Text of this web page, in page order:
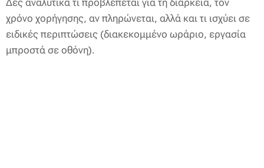
Δες αναλυτικά τι προβλέπεται για τη διάρκεια, τον
χρόνο χορήγησης, αν πληρώνεται, αλλά και τι ισχύει σε
ειδικές περιπτώσεις (διακεκομμένο ωράριο, εργασία
μπροστά σε οθόνη).